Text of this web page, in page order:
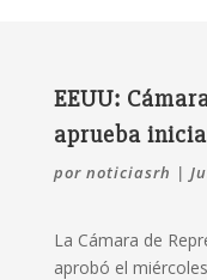
EEUU:
aprueba
por noticiasrh |
La Cámara de
aprobó el